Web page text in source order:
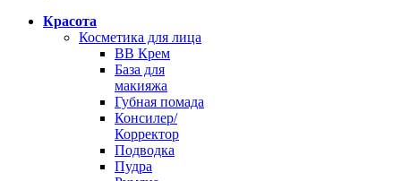
Красота
Косметика для лица
BB Крем
База для
макияжа
Губная помада
Консилер/
Корректор
Подводка
Пудра